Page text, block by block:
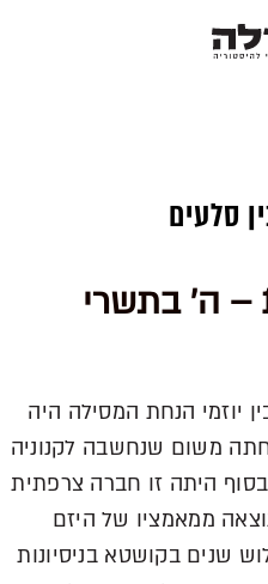
סלעים
26 בספטמבר 1892 – ה' בתשרי
יוזמי הנחת המסילה היה
משום שנחשבה לקנוניה
היתה זו חברה צרפתית
ממאמציו של היזם
שנים בקושטא בניסיונות